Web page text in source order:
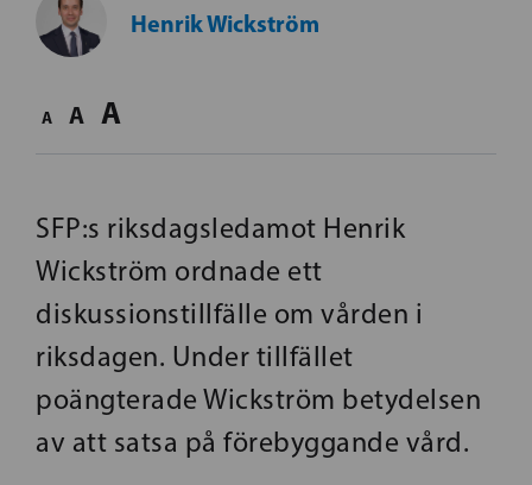
Henrik Wickström
A A A
SFP:s riksdagsledamot Henrik
Wickström ordnade ett
diskussionstillfälle om vården i
riksdagen. Under tillfället
poängterade Wickström betydelsen
av att satsa på förebyggande vård.